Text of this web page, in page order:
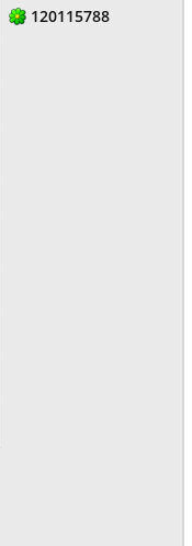
120115788